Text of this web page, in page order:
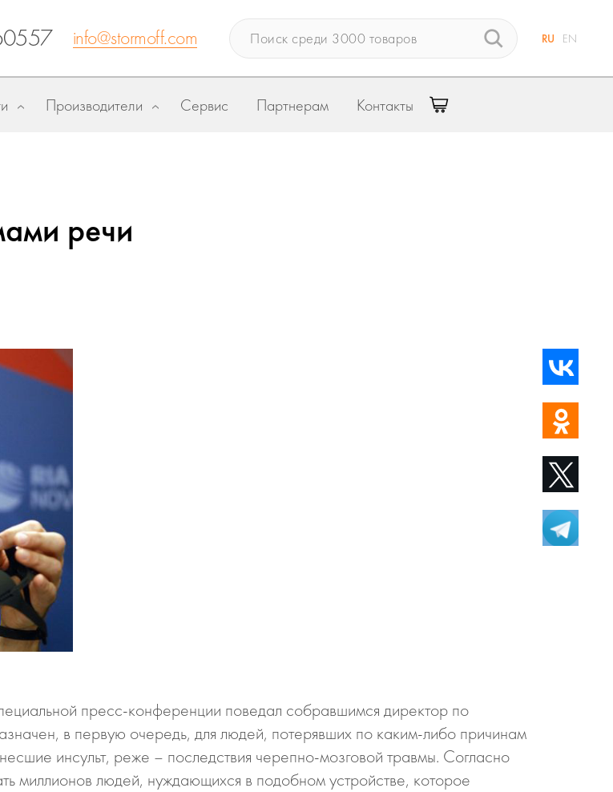
info@stormoff.com RU EN
Производители Сервис Партнерам Контакты
речи
пресс-конференции поведал собравшимся директор по
в первую очередь, для людей, потерявших по каким-либо причинам
инсульт, реже – последствия черепно-мозговой травмы. Согласно
миллионов людей, нуждающихся в подобном устройстве, которое